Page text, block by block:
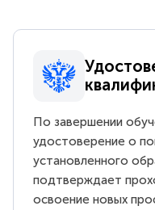
По завершении
удостоверение о
установленного
подтверждает
освоение новых